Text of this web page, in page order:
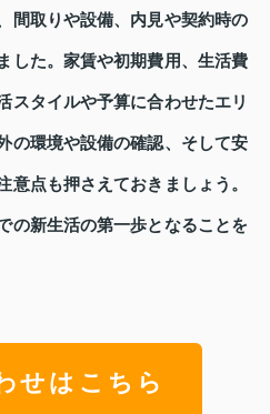
間取りや設備、内見や契約時の
した。家賃や初期費用、生活費
スタイルや予算に合わせたエリ
の環境や設備の確認、そして安
意点も押さえておきましょう。
の新生活の第一歩となることを
せはこちら